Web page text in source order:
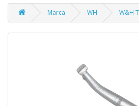
Marca WH W&H